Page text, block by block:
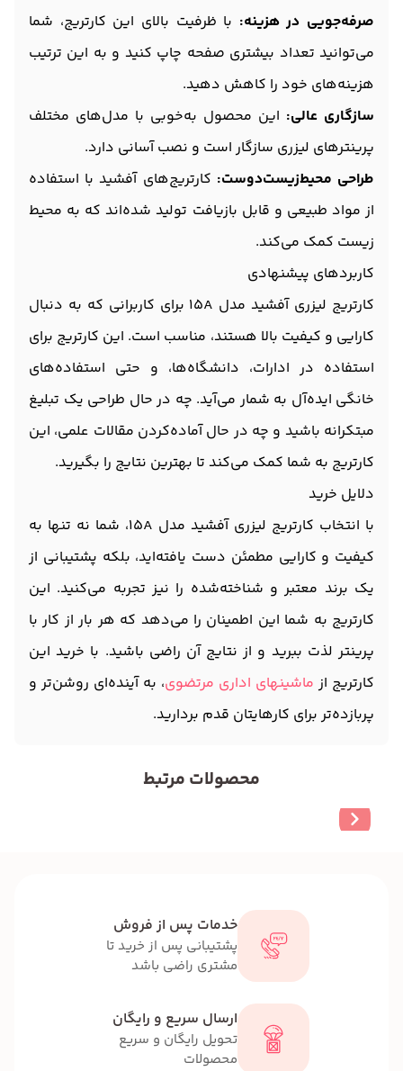
صرفه‌جویی در هزینه: با ظرفیت بالای این کارتریج، شما
می‌توانید تعداد بیشتری صفحه چاپ کنید و به این ترتیب
هزینه‌های خود را کاهش دهید.
سازگاری عالی: این محصول به‌خوبی با مدل‌های مختلف
پرینترهای لیزری سازگار است و نصب آسانی دارد.
طراحی محیط‌زیست‌دوست: کارتریج‌های آفشید با استفاده
از مواد طبیعی و قابل بازیافت تولید شده‌اند که به محیط
زیست کمک می‌کند.
کاربردهای پیشنهادی
کارتریج لیزری آفشید مدل 15A برای کاربرانی که به دنبال
کارایی و کیفیت بالا هستند، مناسب است. این کارتریج برای
استفاده در ادارات، دانشگاه‌ها، و حتی استفاده‌های
خانگی ایده‌آل به شمار می‌آید. چه در حال طراحی یک تبلیغ
مبتکرانه باشید و چه در حال آماده‌کردن مقالات علمی، این
کارتریج به شما کمک می‌کند تا بهترین نتایج را بگیرید.
دلایل خرید
با انتخاب کارتریج لیزری آفشید مدل 15A، شما نه تنها به
کیفیت و کارایی مطمئن دست یافته‌اید، بلکه پشتیبانی از
یک برند معتبر و شناخته‌شده را نیز تجربه می‌کنید. این
کارتریج به شما این اطمینان را می‌دهد که هر بار از کار با
پرینتر لذت ببرید و از نتایج آن راضی باشید. با خرید این
کارتریج از ماشینهای اداری مرتضوی، به آینده‌ای روشن‌تر و
پربازده‌تر برای کارهایتان قدم بردارید.
محصولات مرتبط
خدمات پس از فروش
پشتیبانی پس از خرید تا
مشتری راضی باشد
ارسال سریع و رایگان
تحویل رایگان و سریع
محصولات